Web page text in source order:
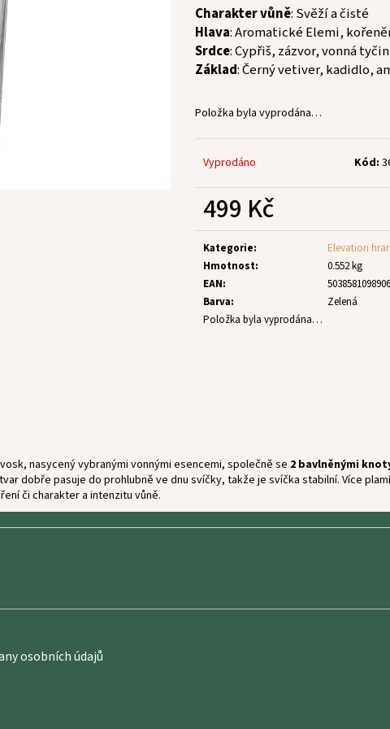
Charakter vůně: Svěží a čisté
Hlava: Aromatické Elemi,
Srdce: Cypřiš, zázvor, vonná
Základ: Černý vetiver, kadidlo,
Položka byla vyprodána…
Vyprodáno Kód:
499 Kč
Měrná
cena:
Kategorie:
Elevation
Hmotnost:
0.552 kg
EAN:
5038581098906
Barva:
Zelená
Položka byla vyprodána…
nasycený vybranými vonnými esencemi, společně se 2 bavlněnými
dobře pasuje do prohlubně ve dnu svíčky, takže je svíčka stabilní. Více
či charakter a intenzitu vůně.
osobních údajů